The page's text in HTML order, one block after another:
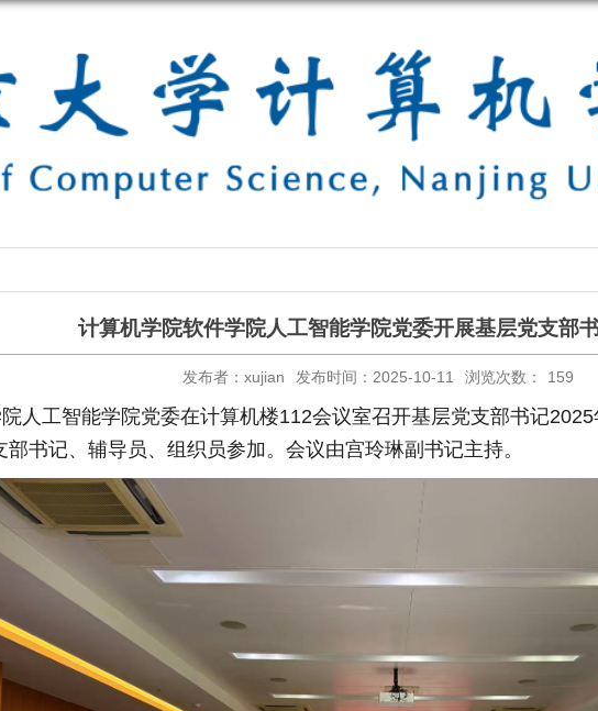
计算机学院软件学院人工智能学院党委开展基层党支部
发布者：xujian 发布时间：2025-10-11 浏览次数： 159
人工智能学院党委在计算机楼112会议室召开基层党支部书记
书记、辅导员、组织员参加。会议由宫玲琳副书记主持。